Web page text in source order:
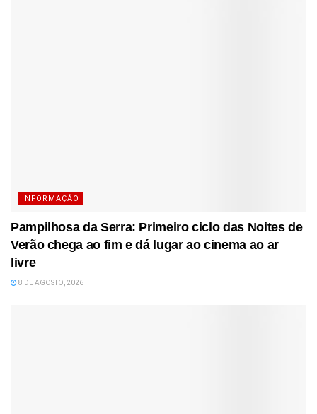
INFORMAÇÃO
Pampilhosa da Serra: Primeiro ciclo das Noites de
Verão chega ao fim e dá lugar ao cinema ao ar
livre
8 DE AGOSTO, 2026